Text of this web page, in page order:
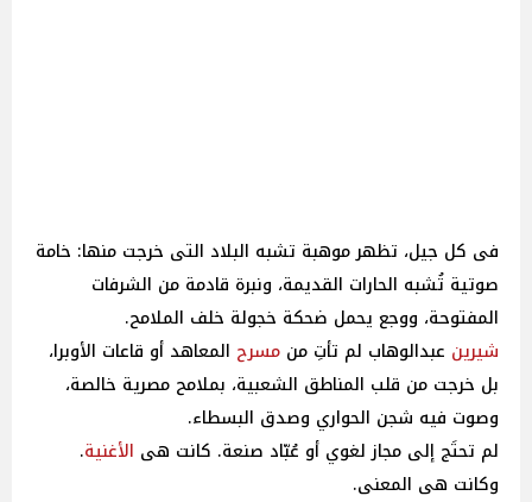
فى كل جيل، تظهر موهبة تشبه البلاد التى خرجت منها: خامة
صوتية تُشبه الحارات القديمة، ونبرة قادمة من الشرفات
المفتوحة، ووجع يحمل ضحكة خجولة خلف الملامح.
شيرين عبدالوهاب لم تأتِ من مسرح المعاهد أو قاعات الأوبرا،
بل خرجت من قلب المناطق الشعبية، بملامح مصرية خالصة،
وصوت فيه شجن الحواري وصدق البسطاء.
لم تحتَج إلى مجاز لغوي أو عُبّاد صنعة. كانت هى الأغنية.
وكانت هى المعنى.